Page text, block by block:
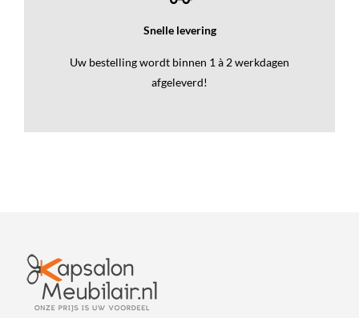
Snelle levering
Uw bestelling wordt binnen 1 à 2 werkdagen
afgeleverd!